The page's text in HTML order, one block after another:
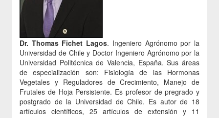
Dr. Thomas Fichet Lagos. Ingeniero Agrónomo por la
Universidad de Chile y Doctor Ingeniero Agrónomo por la
Universidad Politécnica de Valencia, España. Sus áreas
de especialización son: Fisiología de las Hormonas
Vegetales y Reguladores de Crecimiento, Manejo de
Frutales de Hoja Persistente. Es profesor de pregrado y
postgrado de la Universidad de Chile. Es autor de 18
artículos científicos, 25 artículos de extensión y 11